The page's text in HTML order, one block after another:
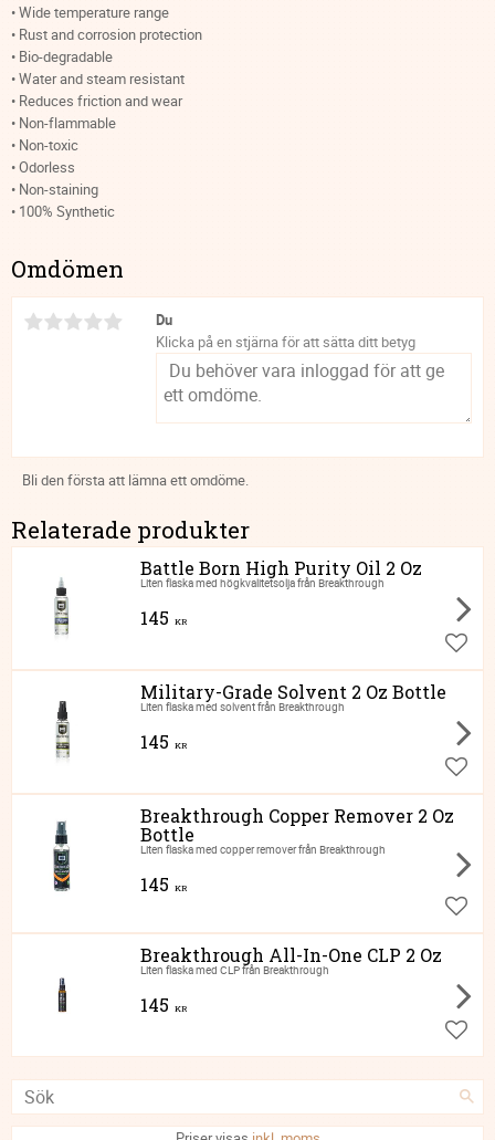
• Wide temperature range
• Rust and corrosion protection
• Bio-degradable
• Water and steam resistant
• Reduces friction and wear
• Non-flammable
• Non-toxic
• Odorless
• Non-staining
• 100% Synthetic
Omdömen
Du
Klicka på en stjärna för att sätta ditt betyg
Bli den första att lämna ett omdöme.
Relaterade produkter
Battle Born High Purity Oil 2 Oz
Liten flaska med högkvalitetsolja från Breakthrough
145 KR
Lägg
Military-Grade Solvent 2 Oz Bottle
Liten flaska med solvent från Breakthrough
145 KR
Lägg
Breakthrough Copper Remover 2 Oz
Bottle
Liten flaska med copper remover från Breakthrough
145 KR
Lägg
Breakthrough All-In-One CLP 2 Oz
Liten flaska med CLP från Breakthrough
145 KR
Lägg